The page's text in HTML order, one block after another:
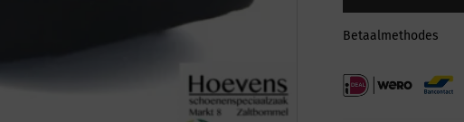
Betaalmethodes